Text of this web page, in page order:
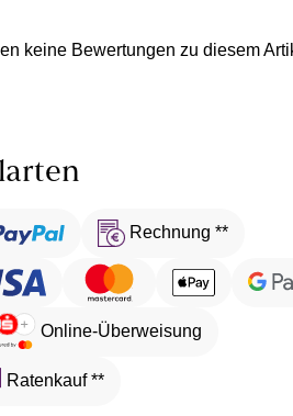
keine Bewertungen zu diesem
Rechnung **
Online-Überweisung
Ratenkauf **